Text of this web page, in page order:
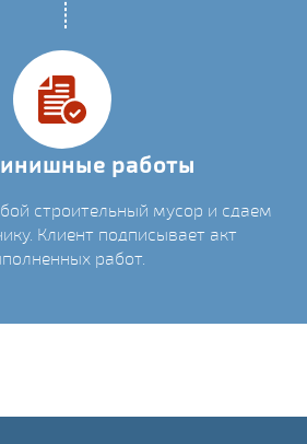
работы
строительный мусор и сдаем
Клиент подписывает акт
работ.